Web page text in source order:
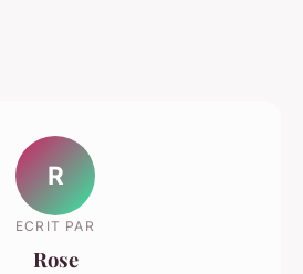
R
ECRIT PAR
Rose